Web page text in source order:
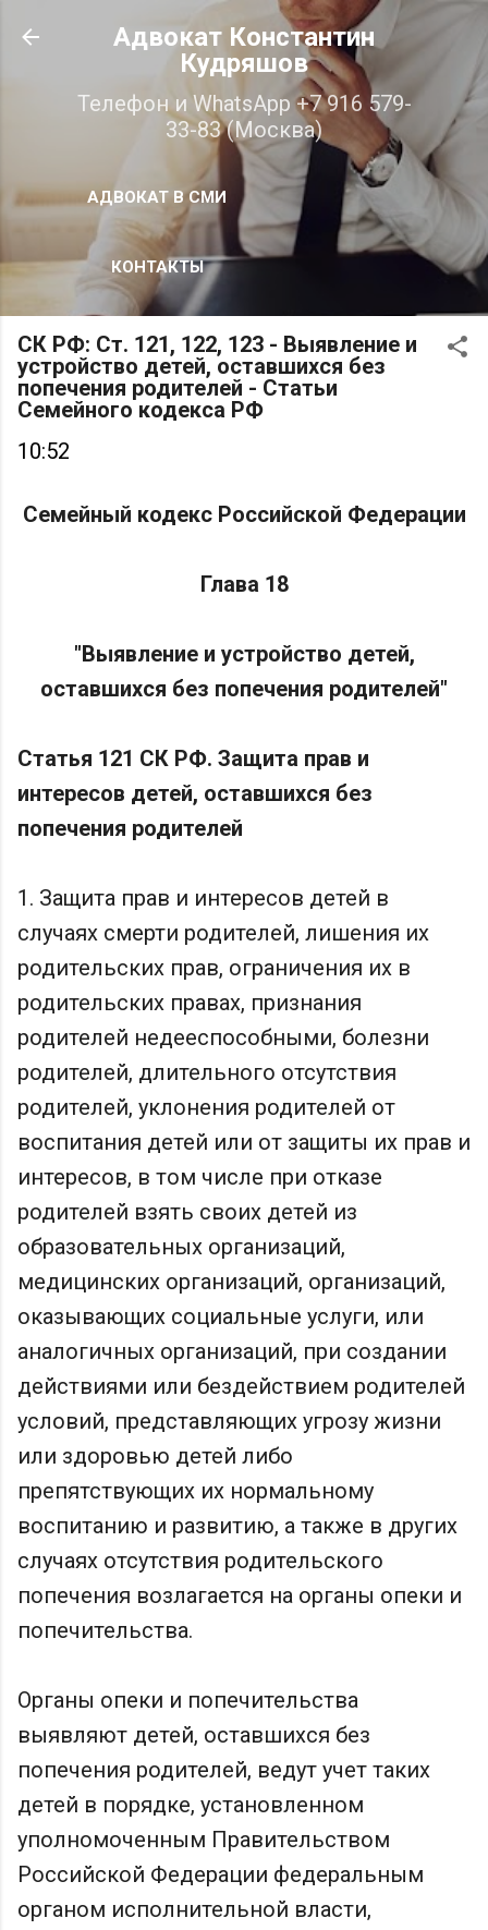
К основному контенту
Адвокат Константин
Кудряшов
Телефон и WhatsApp +7 916 579-
33-83 (Москва)
АДВОКАТ В СМИ
КОНТАКТЫ
СК РФ: Ст. 121, 122, 123 - Выявление и
устройство детей, оставшихся без
попечения родителей - Статьи
Семейного кодекса РФ
10:52
Семейный кодекс Российской Федерации
Глава 18
"Выявление и устройство детей,
оставшихся без попечения родителей"
Статья 121 СК РФ. Защита прав и
интересов детей, оставшихся без
попечения родителей
1. Защита прав и интересов детей в
случаях смерти родителей, лишения их
родительских прав, ограничения их в
родительских правах, признания
родителей недееспособными, болезни
родителей, длительного отсутствия
родителей, уклонения родителей от
воспитания детей или от защиты их прав и
интересов, в том числе при отказе
родителей взять своих детей из
образовательных организаций,
медицинских организаций, организаций,
оказывающих социальные услуги, или
аналогичных организаций, при создании
действиями или бездействием родителей
условий, представляющих угрозу жизни
или здоровью детей либо
препятствующих их нормальному
воспитанию и развитию, а также в других
случаях отсутствия родительского
попечения возлагается на органы опеки и
попечительства.
Органы опеки и попечительства
выявляют детей, оставшихся без
попечения родителей, ведут учет таких
детей в порядке, установленном
уполномоченным Правительством
Российской Федерации федеральным
органом исполнительной власти,